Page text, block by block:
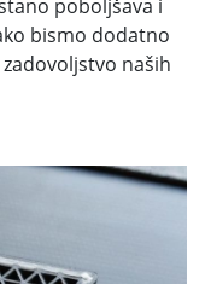
poboljšava i
bismo dodatno
naših